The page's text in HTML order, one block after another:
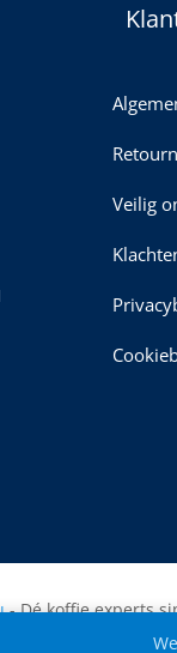
Veilig
- Dé koffie experts